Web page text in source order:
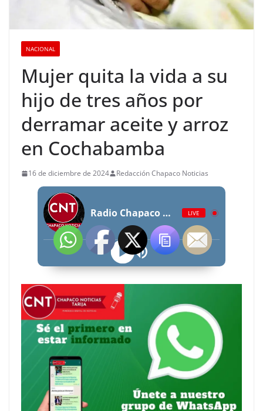
NACIONAL
Mujer quita la vida a su
hijo de tres años por
derramar aceite y arroz
en Cochabamba
16 de diciembre de 2024 Redacción Chapaco Noticias
Radio Chapaco Noticias Las 24 horas en vivo LIVE